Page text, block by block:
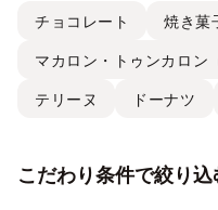
チョコレート 焼き菓
マカロン・トゥンカロン
テリーヌ ドーナツ
こだわり条件で絞り込